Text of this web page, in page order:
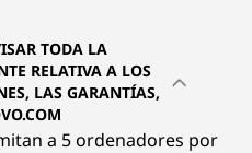
TODA LA
RELATIVA A LOS
LAS GARANTÍAS,
a 5 ordenadores por